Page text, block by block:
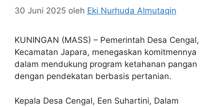
30 Juni 2025 oleh Eki Nurhuda Almutaqin
KUNINGAN (MASS) – Pemerintah Desa Cengal,
Kecamatan Japara, menegaskan komitmennya
dalam mendukung program ketahanan pangan
dengan pendekatan berbasis pertanian.
Kepala Desa Cengal, Een Suhartini, Dalam